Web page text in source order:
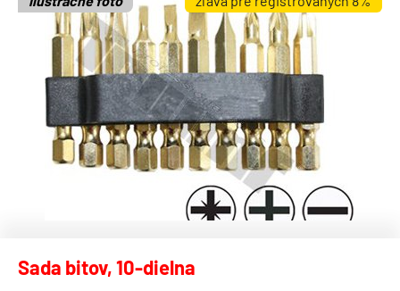
Výpredaj
Obchodné podmienky
Dodacie podmienky
Kontakt
Sada bitov, 10-dielna